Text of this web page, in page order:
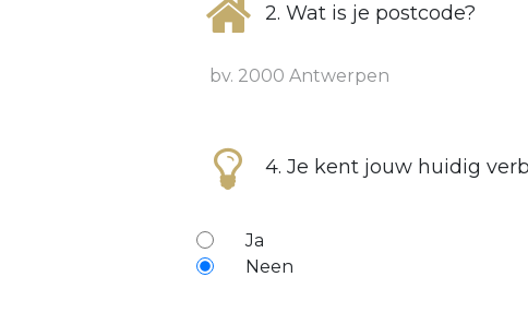
2. Wat is je postcode?
4. Je kent jouw huidig
Ja
Neen